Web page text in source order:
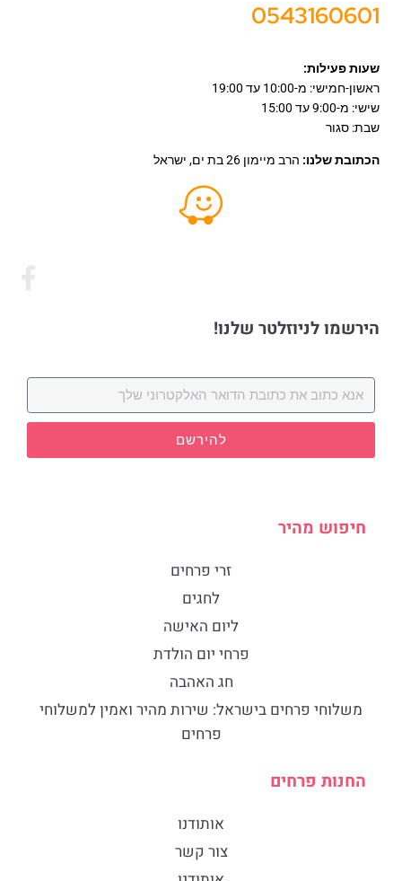
0543160601
שעות פעילות:
ראשון-חמישי: מ-10:00 עד 19:00
שישי: מ-9:00 עד 15:00
שבת: סגור
הכתובת שלנו: הרב מיימון 26 בת ים, ישראל
הירשמו לניוזלטר שלנו!
להירשם
חיפוש מהיר
זרי פרחים
לחגים
ליום האישה
פרחי יום הולדת
חג האהבה
​משלוחי פרחים בישראל: שירות מהיר ואמין למשלוחי
פרחים
החנות פרחים
אותודנו
צור קשר